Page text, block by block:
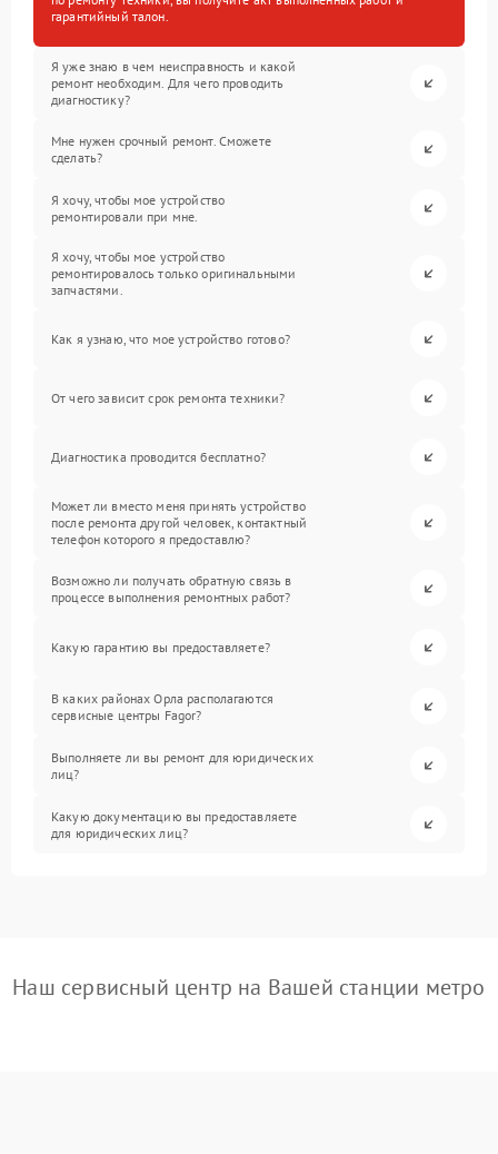
гарантийный талон.
Я уже знаю в чем неисправность и какой
ремонт необходим. Для чего проводить
диагностику?
Мне нужен срочный ремонт. Сможете
сделать?
Я хочу, чтобы мое устройство
ремонтировали при мне.
Я хочу, чтобы мое устройство
ремонтировалось только оригинальными
запчастями.
Как я узнаю, что мое устройство готово?
От чего зависит срок ремонта техники?
Диагностика проводится бесплатно?
Может ли вместо меня принять устройство
после ремонта другой человек, контактный
телефон которого я предоставлю?
Возможно ли получать обратную связь в
процессе выполнения ремонтных работ?
Какую гарантию вы предоставляете?
В каких районах Орла располагаются
сервисные центры Fagor?
Выполняете ли вы ремонт для юридических
лиц?
Какую документацию вы предоставляете
для юридических лиц?
Наш сервисный центр на Вашей станции метро